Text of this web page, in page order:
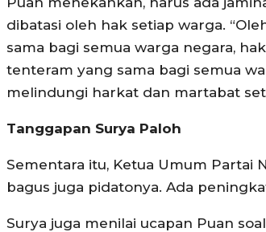
dibatasi oleh hak setiap warga.
sama bagi semua warga negara,
tenteram yang sama bagi semua
melindungi harkat dan martabat
Tanggapan Surya Paloh
Sementara itu, Ketua Umum Partai
bagus juga pidatonya. Ada
Surya juga menilai ucapan Puan